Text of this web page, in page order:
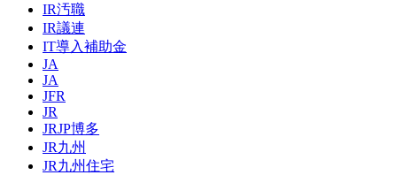
IR汚職
IR議連
IT導入補助金
JA
JA
JFR
JR
JRJP博多
JR九州
JR九州住宅